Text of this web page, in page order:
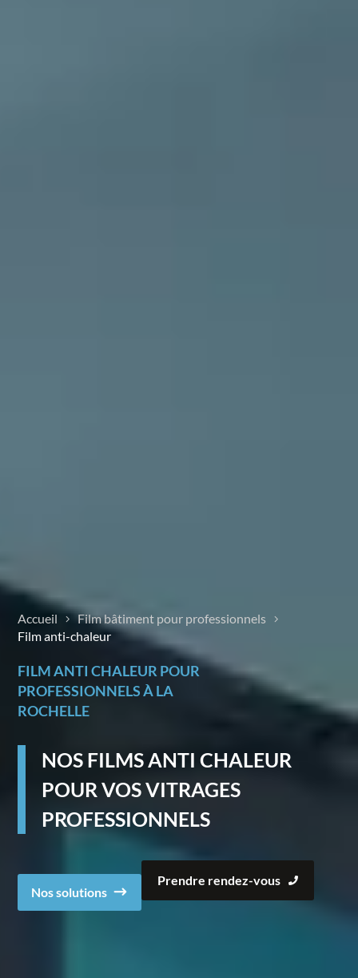
Accueil
Film bâtiment pour professionnels
Film anti-chaleur
FILM ANTI CHALEUR POUR
PROFESSIONNELS À LA
ROCHELLE
NOS FILMS ANTI CHALEUR
POUR VOS VITRAGES
PROFESSIONNELS
Nos solutions
Prendre rendez-vous